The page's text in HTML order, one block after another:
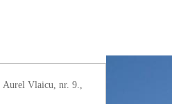
Vlaicu, nr. 9.,